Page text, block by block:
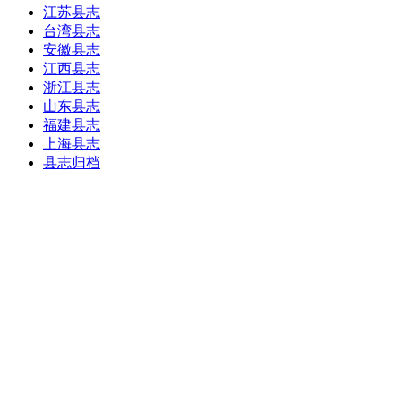
江苏县志
台湾县志
安徽县志
江西县志
浙江县志
山东县志
福建县志
上海县志
县志归档